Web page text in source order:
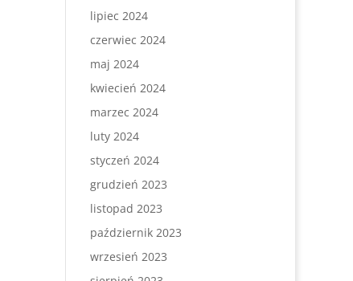
lipiec 2024
czerwiec 2024
maj 2024
kwiecień 2024
marzec 2024
luty 2024
styczeń 2024
grudzień 2023
listopad 2023
październik 2023
wrzesień 2023